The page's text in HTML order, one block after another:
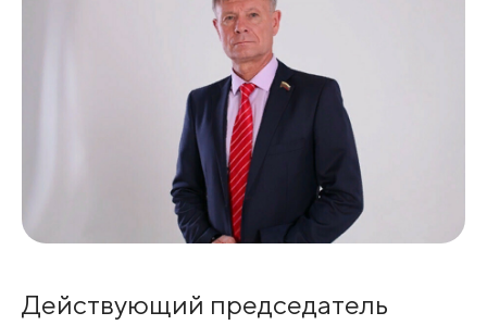
Действующий председатель